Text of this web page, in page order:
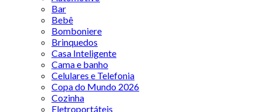
Bar
Bebê
Bomboniere
Brinquedos
Casa Inteligente
Cama e banho
Celulares e Telefonia
Copa do Mundo 2026
Cozinha
Eletroportáteis